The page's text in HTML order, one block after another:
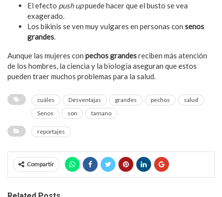
El efecto push uppuede hacer que el busto se vea
exagerado.
Los bikinis se ven muy vulgares en personas con senos
grandes.
Aunque las mujeres con pechos grandesreciben más atención
de los hombres, la ciencia y la biología aseguran que estos
pueden traer muchos problemas para la salud.
cuáles Desventajas grandes pechos
salud
Senos
son tamano
reportajes
Compartir